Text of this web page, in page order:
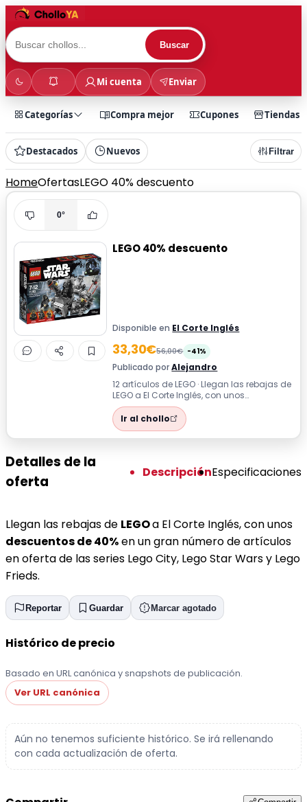
Buscar
Mi cuenta Enviar
Categorías Compra mejor Cupones Tiendas
Destacados Nuevos Filtrar
HomeOfertasLEGO 40% descuento
0°
LEGO 40% descuento
Disponible en El Corte Inglés
33,30€56,00€ -41%
Publicado porAlejandro
12 artículos de LEGO · Llegan las rebajas de
LEGO a El Corte Inglés, con unos
descuentos de 40% en un gran número de
... Ir al chollo
Detalles de la
oferta
DescripciónEspecificaciones
Llegan las rebajas de LEGOa El Corte Inglés, con unos
descuentos de 40%en un gran número de artículos
en oferta de las series Lego City, Lego Star Wars y Lego
Frieds.
Reportar Guardar Marcar agotado
Histórico de precio
Basado en URL canónica y snapshots de publicación.
Ver URL canónica
Aún no tenemos suficiente histórico. Se irá rellenando
con cada actualización de oferta.